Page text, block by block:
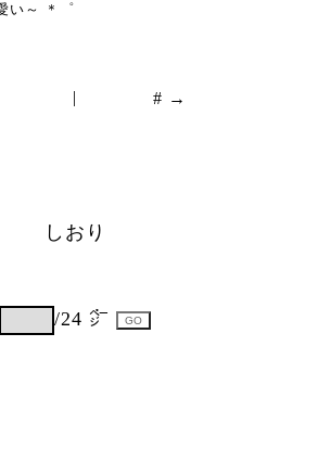
い～ ＊゜
| # →
しおり
/24 ㌻